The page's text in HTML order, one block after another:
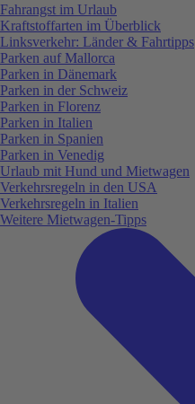
Fahrangst im Urlaub
Kraftstoffarten im Überblick
Linksverkehr: Länder & Fahrtipps
Parken auf Mallorca
Parken in Dänemark
Parken in der Schweiz
Parken in Florenz
Parken in Italien
Parken in Spanien
Parken in Venedig
Urlaub mit Hund und Mietwagen
Verkehrsregeln in den USA
Verkehrsregeln in Italien
Weitere Mietwagen-Tipps